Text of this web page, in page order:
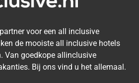
voor een all inclusive
de mooiste all inclusive hotels
Van goedkope allinclusive
Bij ons vind u het allemaal.